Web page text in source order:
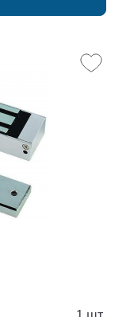
1 шт.